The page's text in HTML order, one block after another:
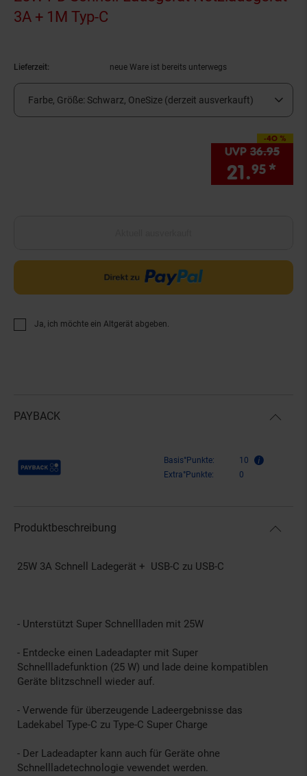
3A + 1M Typ-C
Lieferzeit: neue Ware ist bereits unterwegs
Farbe, Größe: Schwarz, OneSize (derzeit ausverkauft)
-40 %
Sie Sparen 40
UVP 36.95
21.95 *
Ja, ich möchte ein Altgerät abgeben.
PAYBACK
Payback Punkte Basis°Punkte:
10
Extra°Punkte:
0
Produktbeschreibung
25W 3A Schnell Ladegerät + USB-C zu USB-C
- Unterstützt Super Schnellladen mit 25W
- Entdecke einen Ladeadapter mit Super
Schnellladefunktion (25 W) und lade deine kompatiblen
Geräte blitzschnell wieder auf.
- Verwende für überzeugende Ladeergebnisse das
Ladekabel Type-C zu Type-C Super Charge
- Der Ladeadapter kann auch für Geräte ohne
Schnellladetechnologie vewendet werden.